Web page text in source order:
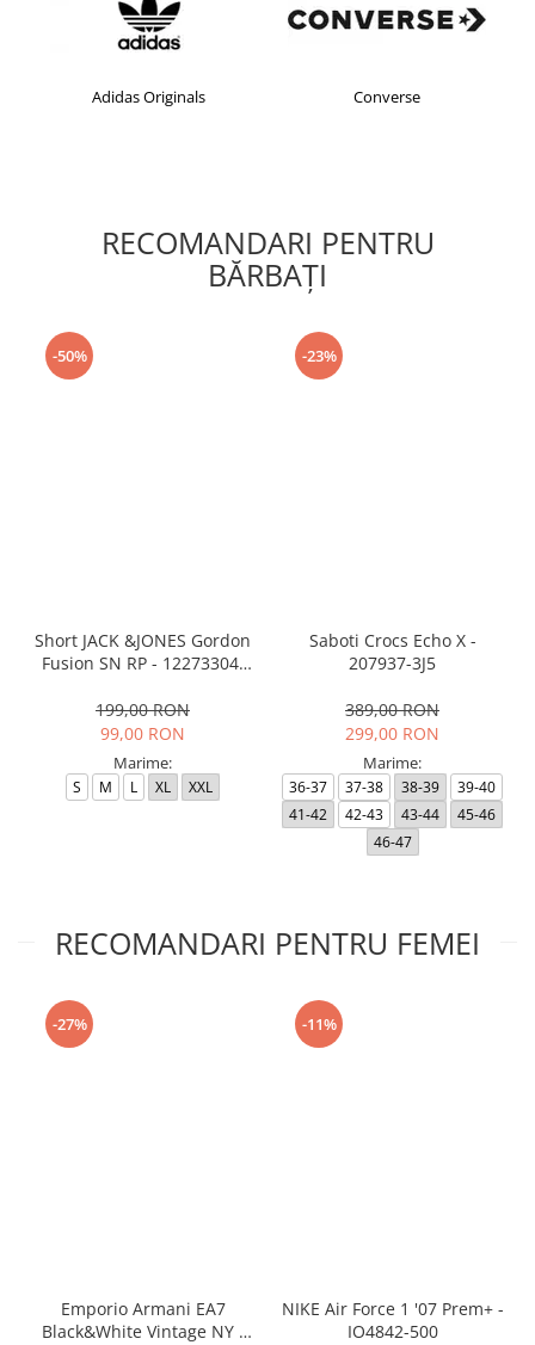
Adidas Originals Converse
RECOMANDARI PENTRU
BĂRBAŢI
-50%
Short JACK &JONES Gordon
Fusion SN RP - 12273304-
199,00 RON
99,00 RON
Marime:
S M L XL XXL
-23%
Saboti Crocs Echo X -
207937-3J5
389,00 RON
299,00 RON
Marime:
36-37 37-38 38-39
39-40
41-42
42-43 43-44
45-46
46-47
RECOMANDARI PENTRU FEMEI
-27%
Emporio Armani EA7
Black&White Vintage NY -
-11%
NIKE Air Force 1 '07 Prem+ -
IO4842-500